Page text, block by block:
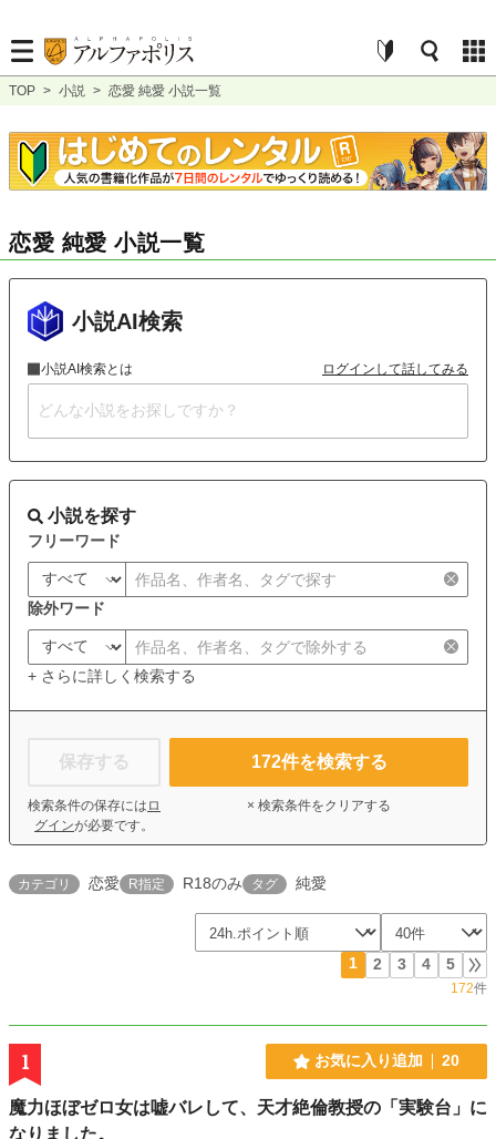
TOP > 小説 > 恋愛 純愛 小説一覧
恋愛 純愛 小説一覧
小説AI検索
小説AI検索とは ログインして話してみる
小説を探す
フリーワード
除外ワード
+ さらに詳しく検索する
保存する
検索条件の保存には ロ
グインが必要です。
172件を検索する
× 検索条件をクリアする
カテゴリ 恋愛 R指定 R18のみ タグ 純愛
1 2 3 4 5
172件
1 お気に入り追加 20
魔力ほぼゼロ女は嘘バレして、天才絶倫教授の「実験台」に
なりました。